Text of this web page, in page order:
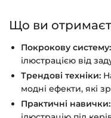
Що ви
Покрокову систему:
ілюстрацією від
Трендові техніки:
модні ефекти, які
Практичні навички: